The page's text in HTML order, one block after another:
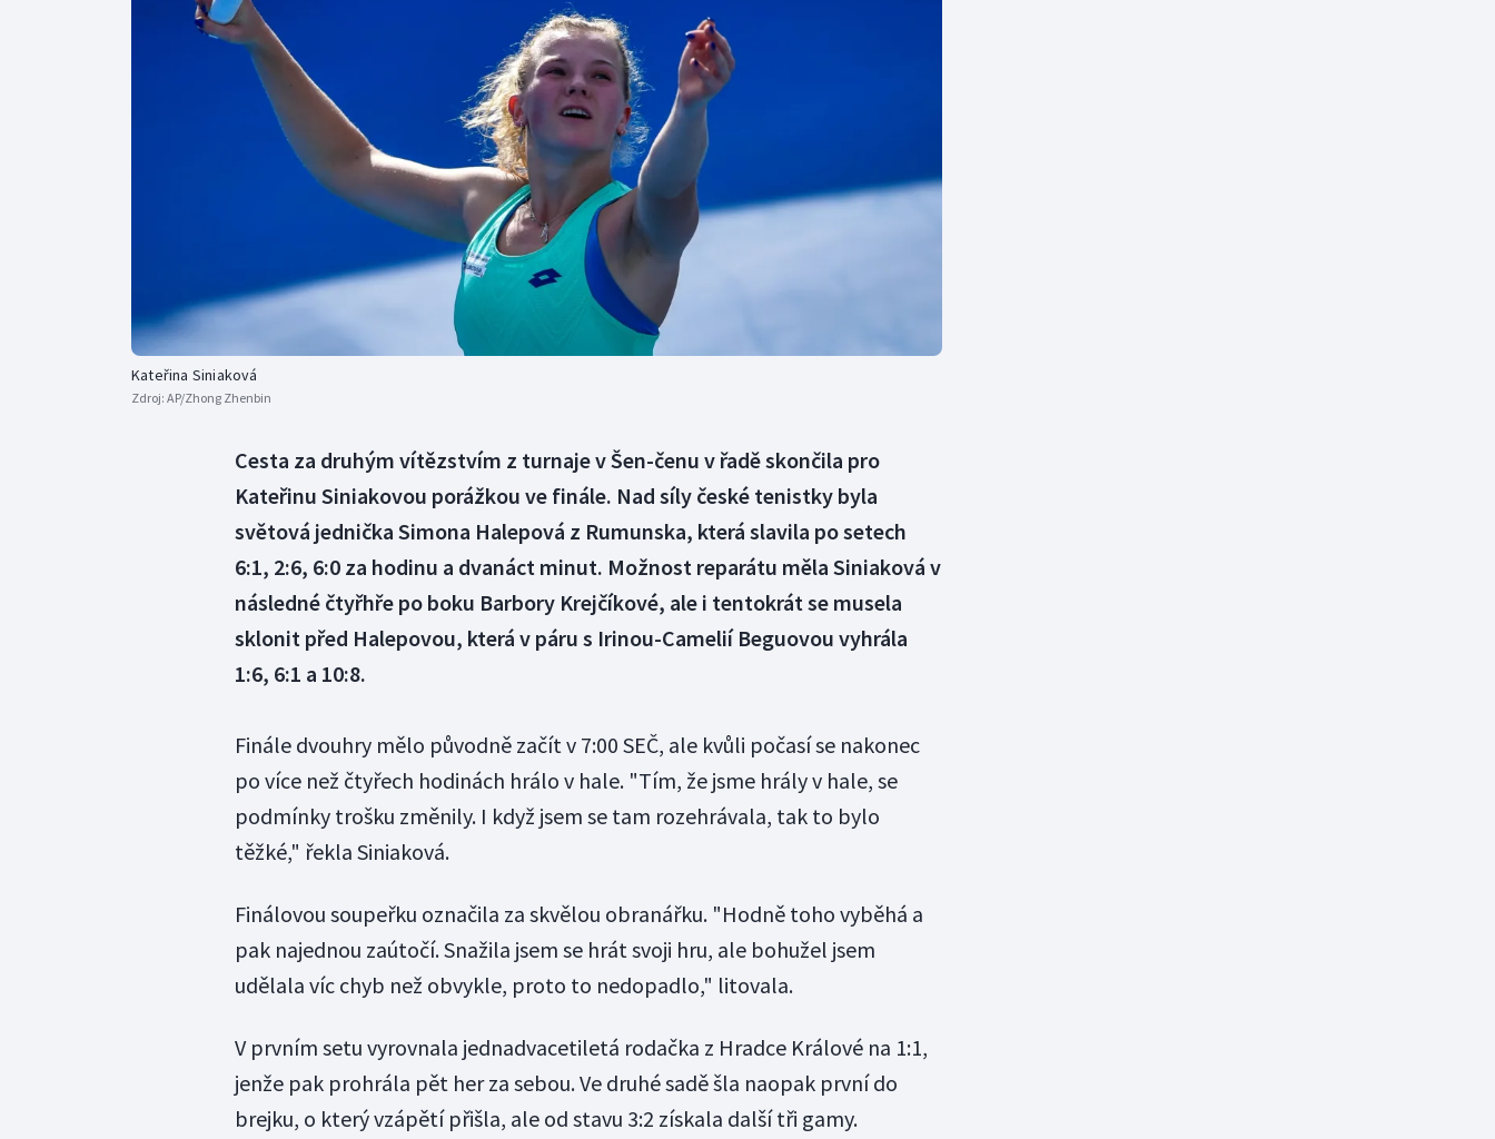
Futsal
Golf
Gymnastika
Motorsport
Olympijské hry
Parasport
Plavání
Plážový volejbal
Kateřina Siniaková
Zdroj: AP/Zhong Zhenbin
Cesta za druhým vítězstvím z turnaje v Šen-čenu v řadě skončila pro
Kateřinu Siniakovou porážkou ve finále. Nad síly české tenistky byla
světová jednička Simona Halepová z Rumunska, která slavila po setech
6:1, 2:6, 6:0 za hodinu a dvanáct minut. Možnost reparátu měla Siniaková v
následné čtyřhře po boku Barbory Krejčíkové, ale i tentokrát se musela
sklonit před Halepovou, která v páru s Irinou-Camelií Beguovou vyhrála
1:6, 6:1 a 10:8.
Finále dvouhry mělo původně začít v 7:00 SEČ, ale kvůli počasí se nakonec
po více než čtyřech hodinách hrálo v hale. "Tím, že jsme hrály v hale, se
podmínky trošku změnily. I když jsem se tam rozehrávala, tak to bylo
těžké," řekla Siniaková.
Finálovou soupeřku označila za skvělou obranářku. "Hodně toho vyběhá a
pak najednou zaútočí. Snažila jsem se hrát svoji hru, ale bohužel jsem
udělala víc chyb než obvykle, proto to nedopadlo," litovala.
V prvním setu vyrovnala jednadvacetiletá rodačka z Hradce Králové na 1:1,
jenže pak prohrála pět her za sebou. Ve druhé sadě šla naopak první do
brejku, o který vzápětí přišla, ale od stavu 3:2 získala další tři gamy.